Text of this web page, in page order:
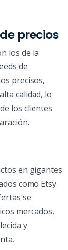
precios
los de la
de
precisos,
calidad, lo
los clientes
en gigantes
como Etsy.
se
mercados,
y